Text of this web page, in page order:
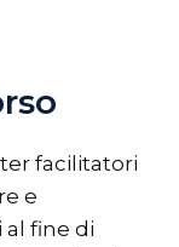
facilitatori
e
fine di